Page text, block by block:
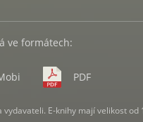
ve formátech:
PDF
E-knihy mají velikost od